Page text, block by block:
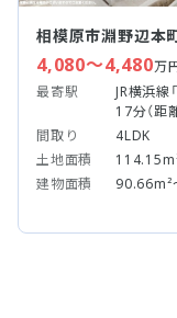
相模原市淵野辺本
4,080～4,480万
最寄駅
JR横浜線
17分（距
間取り
4LDK
土地面積
建物面積
90.66m²